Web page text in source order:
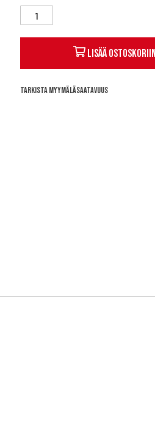
Lisää ostoskoriin
Tarkista myymäläsaatavuus